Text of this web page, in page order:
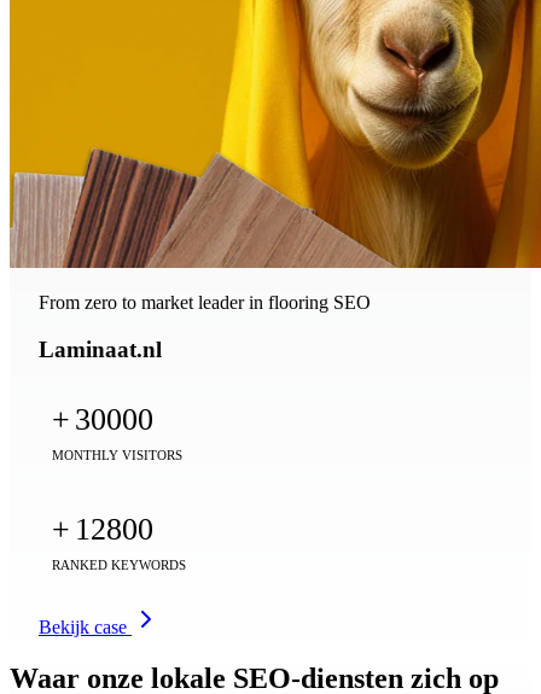
From zero to market leader in flooring SEO
Laminaat.nl
+ 30000
MONTHLY VISITORS
+ 12800
RANKED KEYWORDS
Bekijk case
Waar onze lokale SEO-diensten zich op